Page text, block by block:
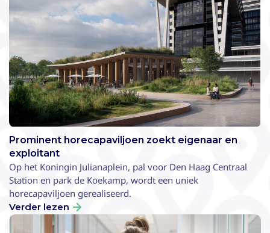
Prominent horecapaviljoen zoekt eigenaar en
exploitant
Op het Koningin Julianaplein, pal voor Den Haag Centraal
Station en park de Koekamp, wordt een uniek
horecapaviljoen gerealiseerd.
Verder lezen